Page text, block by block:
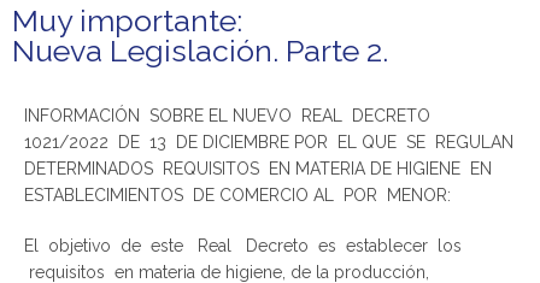
Muy importante:
Nueva Legislación. Parte 2.
INFORMACIÓN SOBRE EL NUEVO REAL DECRETO
1021/2022 DE 13 DE DICIEMBRE POR EL QUE SE REGULAN
DETERMINADOS REQUISITOS EN MATERIA DE HIGIENE EN
ESTABLECIMIENTOS DE COMERCIO AL POR MENOR:
El objetivo de este Real Decreto es establecer los
requisitos en materia de higiene, de la producción,